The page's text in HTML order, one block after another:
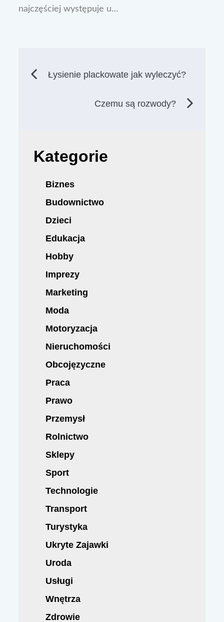
najczęściej występuje u…
Nawigacja
Łysienie plackowate jak wyleczyć?
Czemu są rozwody?
Kategorie
Biznes
Budownictwo
Dzieci
Edukacja
Hobby
Imprezy
Marketing
Moda
Motoryzacja
Nieruchomości
Obcojęzyczne
Praca
Prawo
Przemysł
Rolnictwo
Sklepy
Sport
Technologie
Transport
Turystyka
Ukryte Zajawki
Uroda
Usługi
Wnętrza
Zdrowie